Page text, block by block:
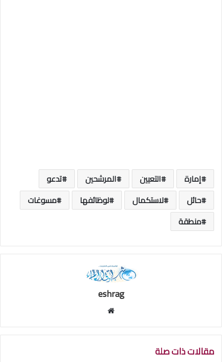
إمارة التعيين المرشحين
تدعو
حائل
لاستكمال لوظائفها
مسوغات
منطقة
eshrag
مقالات ذات صلة